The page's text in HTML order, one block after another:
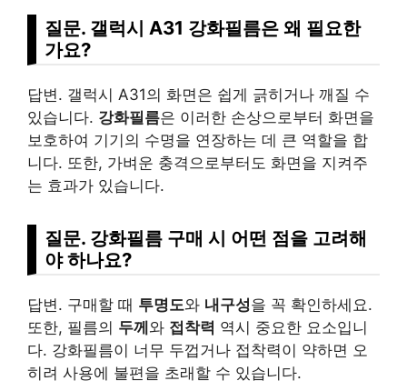
질문. 갤럭시 A31 강화필름은 왜 필요한
가요?
답변. 갤럭시 A31의 화면은 쉽게 긁히거나 깨질 수
있습니다. 강화필름은 이러한 손상으로부터 화면을
보호하여 기기의 수명을 연장하는 데 큰 역할을 합
니다. 또한, 가벼운 충격으로부터도 화면을 지켜주
는 효과가 있습니다.
질문. 강화필름 구매 시 어떤 점을 고려해
야 하나요?
답변. 구매할 때 투명도와 내구성을 꼭 확인하세요.
또한, 필름의 두께 와 접착력 역시 중요한 요소입니
다. 강화필름이 너무 두껍거나 접착력이 약하면 오
히려 사용에 불편을 초래할 수 있습니다.